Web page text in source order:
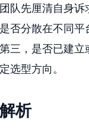
队先厘清自身
否分散在不同
三，是否已建
选型方向。
析